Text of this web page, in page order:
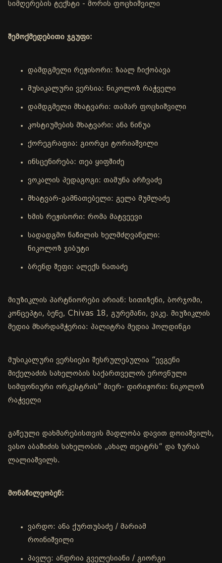
სიმღერების ტექსტი - მორის ფოცხიშვილი
შემოქმედებითი ჯგუფი:
დამდგმელი რეჟისორი: ზაალ ჩიქობავა
მუსიკალური ვერსია: ნიკოლოზ რაჭველი
დამდგმელი მხატვარი: თამარ ფოცხიშვილი
კოსტიუმების მხატვარი: ანა ნინუა
ქორეგრაფია: გიორგი ტორიაშვილი
ინსცენირება: თეა ყიფშიძე
ვოკალის პედაგოგი: თამუნა არჩვაძე
მხატვარ-გამნათებელი: გელა მუმლაძე
ხმის რეჟისორი: რომა მატვეევი
სადადგმო ნაწილის ხელმძღვანელი:
ნიკოლოზ ჯიბუტი
ბრენდ შეფი: ალექს ნათაძე
მიუზიკლის პარტნიორები არიან: სითიზენი, ბორჯომი,
კონცეპტი, ბენე, Chivas 18, გურემანი, ვაკე. მიუზიკლის
მედია მხარდამჭერია: პალიტრა მედია ჰოლდინგი
მუსიკალური ვერსიები შესრულებულია “ევგენი
მიქელაძის სახელობის საქართველოს ეროვნული
სიმფონიური ორკესტრის” მიერ- დირიჟორი: ნიკოლოზ
რაჭველი
გაწეული დახმარებისთვის მადლობა დავით დოიაშვილს,
ვასო აბაშიძის სახელობის „ახალ თეატრს“ და ზურაბ
ლალიაშვილს.
მონაწილეობენ:
ვარდო: ანა ქურთუბაძე / მარიამ
როინიშვილი
პავლე: ანდრია გველესიანი / გიორგი